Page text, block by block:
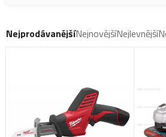
NejprodávanějšíNejnovějšíNejlevnější